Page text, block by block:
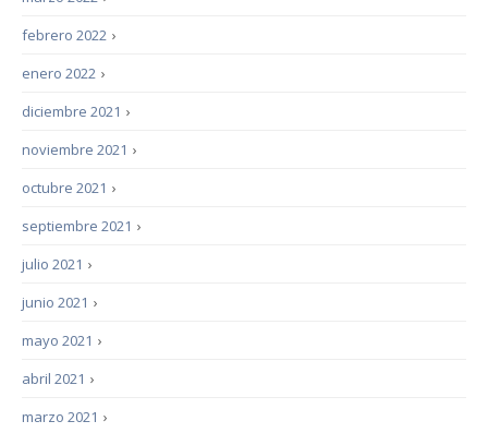
›
febrero 2022
›
enero 2022
›
diciembre 2021
›
noviembre 2021
›
octubre 2021
›
septiembre 2021
›
julio 2021
›
junio 2021
›
mayo 2021
›
abril 2021
›
marzo 2021